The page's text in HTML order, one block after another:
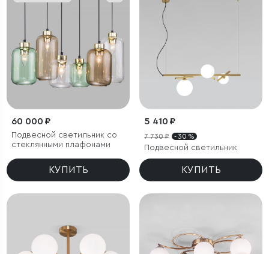
60 000 ₽
Подвесной светильник со
стеклянными плафонами
КУПИТЬ
5 410 ₽
7 730 ₽ - 30 %
Подвесной светильник
КУПИТЬ